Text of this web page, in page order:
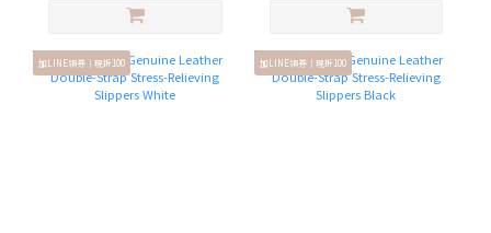
加LINE領券｜現折100 加LINE領券｜現折100